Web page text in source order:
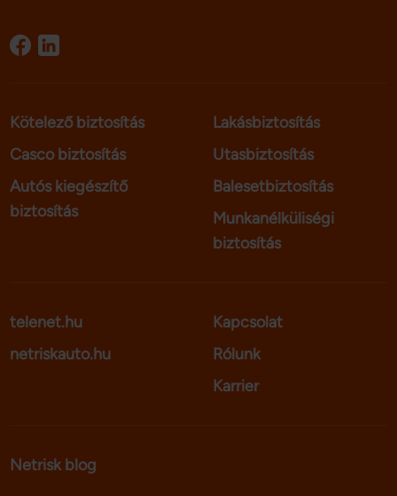
Kötelező biztosítás
Casco biztosítás
Autós kiegészítő
biztosítás
Lakásbiztosítás
Utasbiztosítás
Balesetbiztosítás
Munkanélküliségi
biztosítás
telenet.hu
netriskauto.hu
Kapcsolat
Rólunk
Karrier
Netrisk blog